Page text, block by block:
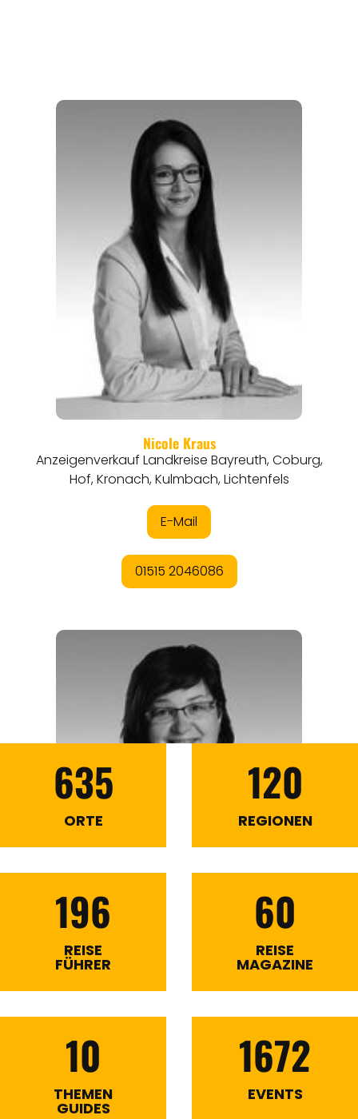
635
ORTE
120
REGIONEN
196
REISE
FÜHRER
60
REISE
MAGAZINE
10
THEMEN
GUIDES
1672
EVENTS